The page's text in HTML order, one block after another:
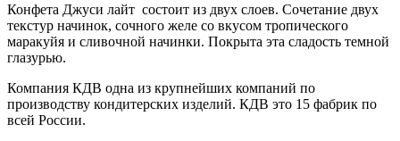
Конфета Джуси лайт состоит из двух слоев. Сочетание двух
текстур начинок, сочного желе со вкусом тропического
маракуйя и сливочной начинки. Покрыта эта сладость темной
глазурью.
Компания КДВ одна из крупнейших компаний по
производству кондитерских изделий. КДВ это 15 фабрик по
всей России.